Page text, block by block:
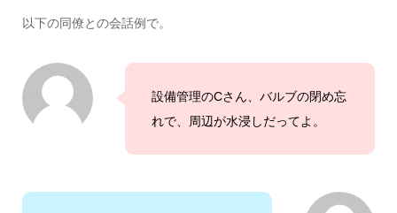
以下の同僚との会話例で。
設備管理のCさん、バルブの閉め忘
れで、周辺が水浸しだってよ。